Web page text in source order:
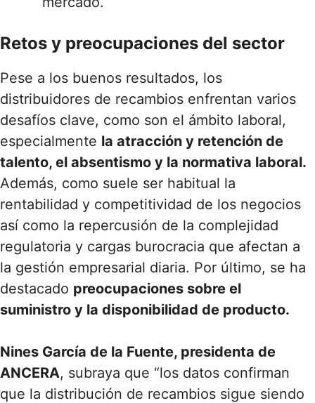
Retos y preocupaciones del sector
Pese a los buenos resultados, los
distribuidores de recambios enfrentan varios
desafíos clave, como son el ámbito laboral,
especialmente la atracción y retención de
talento, el absentismo y la normativa laboral.
Además, como suele ser habitual la
rentabilidad y competitividad de los negocios
así como la repercusión de la complejidad
regulatoria y cargas burocracia que afectan a
la gestión empresarial diaria. Por último, se ha
destacado preocupaciones sobre el
suministro y la disponibilidad de producto.
Nines García de la Fuente, presidenta de
ANCERA, subraya que “los datos confirman
que la distribución de recambios sigue siendo